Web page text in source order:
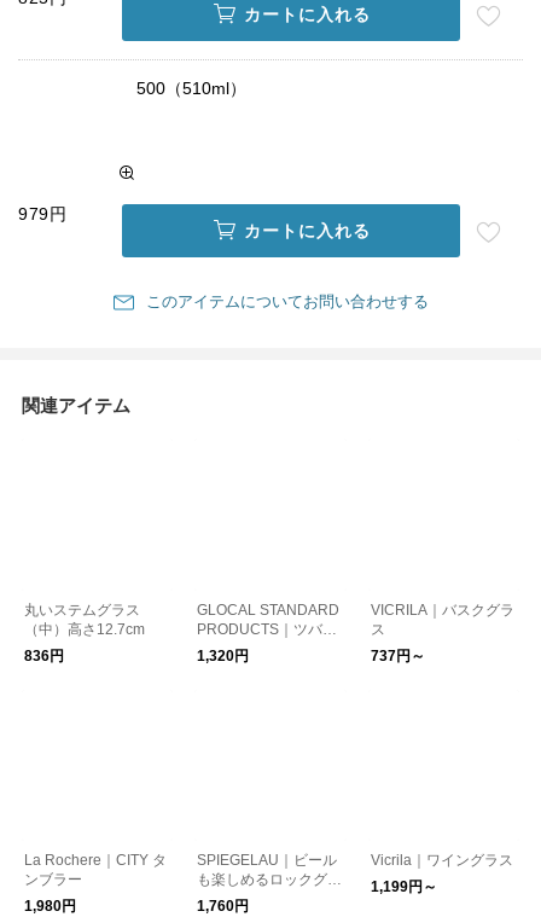
カートに入れる
500（510ml）
979円
カートに入れる
このアイテムについてお問い合わせする
関連アイテム
丸いステムグラス
（中）高さ12.7cm
836円
GLOCAL STANDARD
PRODUCTS｜ツバメ
スタッキングカップ
(シルバー)
1,320円
VICRILA｜バスクグラ
ス
737円～
La Rochere｜CITY タ
ンブラー
1,980円
SPIEGELAU｜ビール
も楽しめるロックグラ
ス 300ml/ドイツ製
1,760円
Vicrila｜ワイングラス
1,199円～